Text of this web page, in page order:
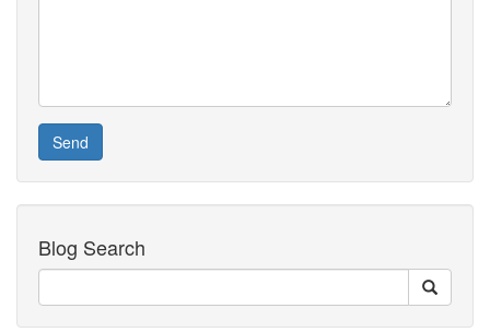
Send
Blog Search